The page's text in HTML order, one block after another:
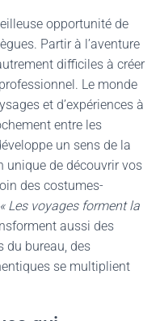
opportunité de
Partir à l’aventure
difficiles à créer
Le monde
et d’expériences à
entre les
un sens de la
unique de découvrir vos
des costumes-
« Les voyages forment la
aussi des
du bureau, des
se multiplient